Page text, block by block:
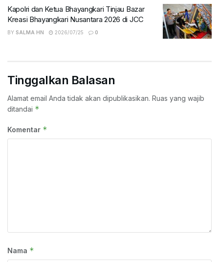
Kapolri dan Ketua Bhayangkari Tinjau Bazar
Kreasi Bhayangkari Nusantara 2026 di JCC
BY SALMA HN 2026/07/25 0
Tinggalkan Balasan
Alamat email Anda tidak akan dipublikasikan. Ruas yang wajib
ditandai *
Komentar *
Nama *